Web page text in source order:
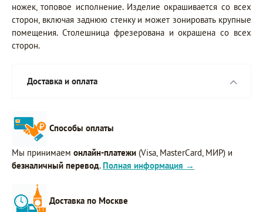
ножек, топовое исполнение. Изделие окрашивается со всех
сторон, включая заднюю стенку и может зонировать крупные
помещения. Столешница фрезерована и окрашена со всех
сторон.
Доставка и оплата
Способы оплаты
Мы принимаем онлайн-платежи (Visa, MasterCard, МИР) и
безналичный перевод. Полная информация →
Доставка по Москве